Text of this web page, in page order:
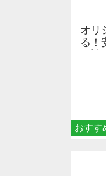
おすす
オリ
る！